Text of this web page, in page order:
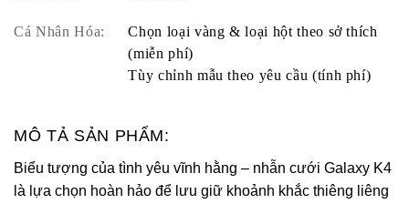
Cá Nhân Hóa:
Chọn loại vàng & loại hột theo sở thích
(miễn phí)
Tùy chỉnh mẫu theo yêu cầu (tính phí)
MÔ TẢ SẢN PHẨM:
Biểu tượng của tình yêu vĩnh hằng – nhẫn cưới Galaxy K4
là lựa chọn hoàn hảo để lưu giữ khoảnh khắc thiêng liêng